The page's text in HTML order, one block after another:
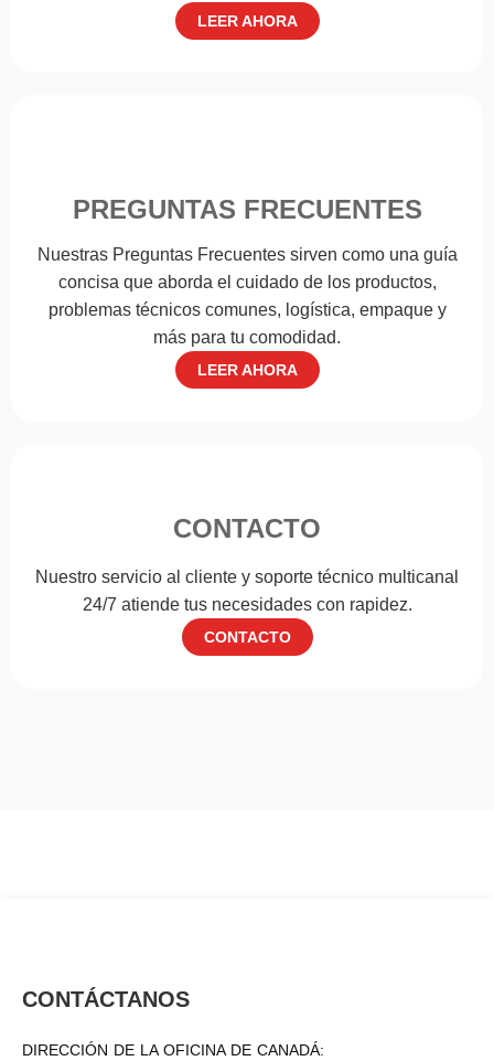
LEER AHORA
PREGUNTAS FRECUENTES
Nuestras Preguntas Frecuentes sirven como una guía
concisa que aborda el cuidado de los productos,
problemas técnicos comunes, logística, empaque y
más para tu comodidad.
LEER AHORA
CONTACTO
Nuestro servicio al cliente y soporte técnico multicanal
24/7 atiende tus necesidades con rapidez.
CONTACTO
CONTÁCTANOS
DIRECCIÓN DE LA OFICINA DE CANADÁ: